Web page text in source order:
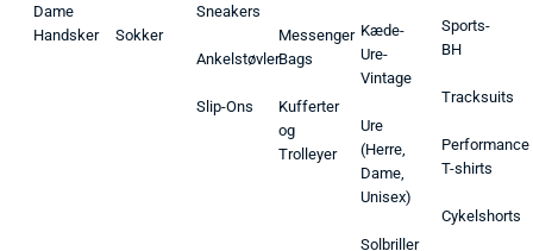
Dame
Handsker
Sokker
Sneakers
Ankelstøvler
Slip-Ons
Messenger
Bags
Kufferter
og
Trolleyer
Kæde-
Ure-
Vintage
Ure
(Herre,
Dame,
Unisex)
Solbriller
Sports-
BH
Tracksuits
Performance
T-shirts
Cykelshorts